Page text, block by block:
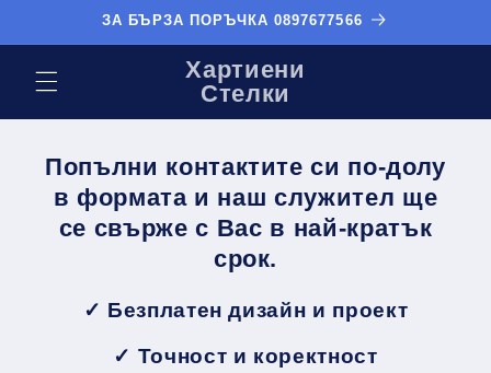
съдържанието
ЗА БЪРЗА ПОРЪЧКА 0897677566
Хартиени
Стелки
Попълни контактите си по-долу
в формата и наш служител ще
се свърже с Вас в най-кратък
срок.
✓ Безплатен дизайн и проект
✓ Точност и коректност